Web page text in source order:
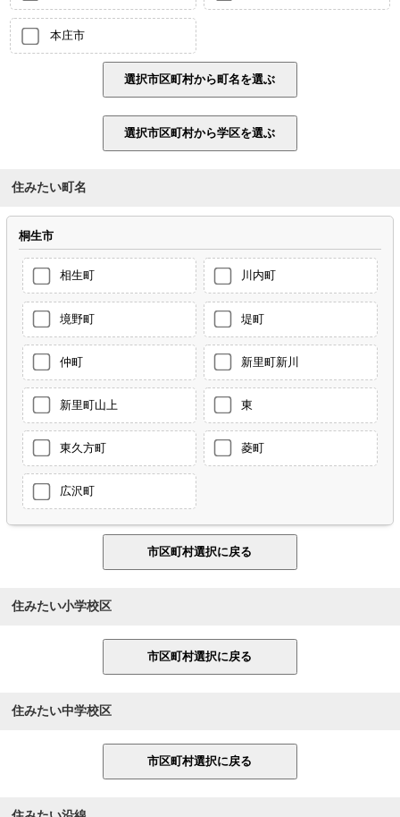
本庄市
住みたい町名
桐生市
相生町 川内町
境野町 堤町
仲町 新里町新川
新里町山上 東
東久方町 菱町
広沢町
住みたい小学校区
住みたい中学校区